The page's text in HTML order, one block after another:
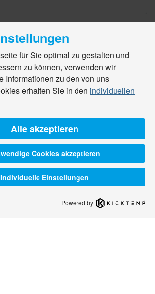
für Sie optimal zu gestalten und
zu können, verwenden wir
Informationen zu den von uns
erhalten Sie in den individuellen
Alle akzeptieren
Cookies akzeptieren
Individuelle Einstellungen
Powered by